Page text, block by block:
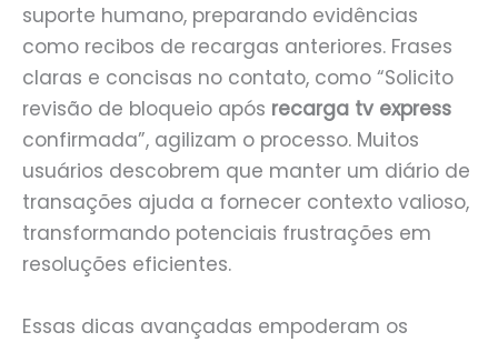
suporte humano, preparando evidências
como recibos de recargas anteriores. Frases
claras e concisas no contato, como “Solicito
revisão de bloqueio após recarga tv express
confirmada”, agilizam o processo. Muitos
usuários descobrem que manter um diário de
transações ajuda a fornecer contexto valioso,
transformando potenciais frustrações em
resoluções eficientes.
Essas dicas avançadas empoderam os